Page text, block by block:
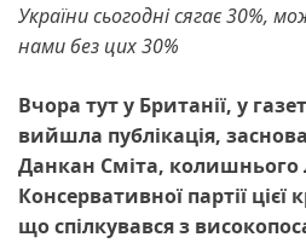
України сьогодні сягає 30%,
нами без цих 30%
Вчора тут у Британії, у
вийшла публікація,
Данкан Сміта, колишнього
Консервативної партії цієї
що спілкувався з